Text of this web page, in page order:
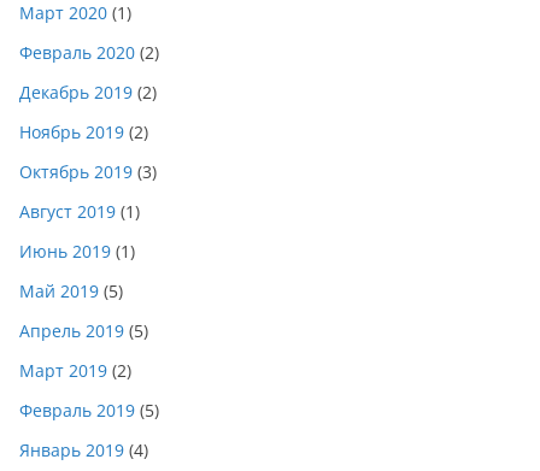
Март 2020 (1)
Февраль 2020 (2)
Декабрь 2019 (2)
Ноябрь 2019 (2)
Октябрь 2019 (3)
Август 2019 (1)
Июнь 2019 (1)
Май 2019 (5)
Апрель 2019 (5)
Март 2019 (2)
Февраль 2019 (5)
Январь 2019 (4)